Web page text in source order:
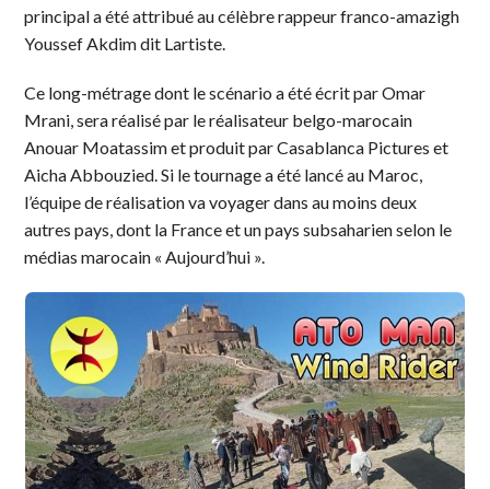
principal a été attribué au célèbre rappeur franco-amazigh
Youssef Akdim dit Lartiste.
Ce long-métrage dont le scénario a été écrit par Omar
Mrani, sera réalisé par le réalisateur belgo-marocain
Anouar Moatassim et produit par Casablanca Pictures et
Aicha Abbouzied. Si le tournage a été lancé au Maroc,
l’équipe de réalisation va voyager dans au moins deux
autres pays, dont la France et un pays subsaharien selon le
médias marocain « Aujourd’hui ».